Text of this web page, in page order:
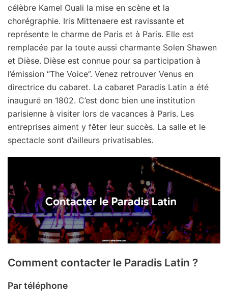
célèbre Kamel Ouali la mise en scène et la
chorégraphie. Iris Mittenaere est ravissante et
représente le charme de Paris et à Paris. Elle est
remplacée par la toute aussi charmante Solen Shawen
et Dièse. Dièse est connue pour sa participation à
l’émission “The Voice”. Venez retrouver Venus en
directrice du cabaret. La cabaret Paradis Latin a été
inauguré en 1802. C’est donc bien une institution
parisienne à visiter lors de vacances à Paris. Les
entreprises aiment y fêter leur succès. La salle et le
spectacle sont d’ailleurs privatisables.
Comment contacter le Paradis Latin ?
Par téléphone